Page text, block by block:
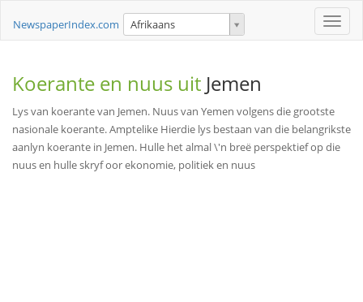
Toggle
NewspaperIndex.com Afrikaans
Koerante en nuus uit Jemen
Lys van koerante van Jemen. Nuus van Yemen volgens die grootste
nasionale koerante. Amptelike Hierdie lys bestaan van die belangrikste
aanlyn koerante in Jemen. Hulle het almal \'n breë perspektief op die
nuus en hulle skryf oor ekonomie, politiek en nuus